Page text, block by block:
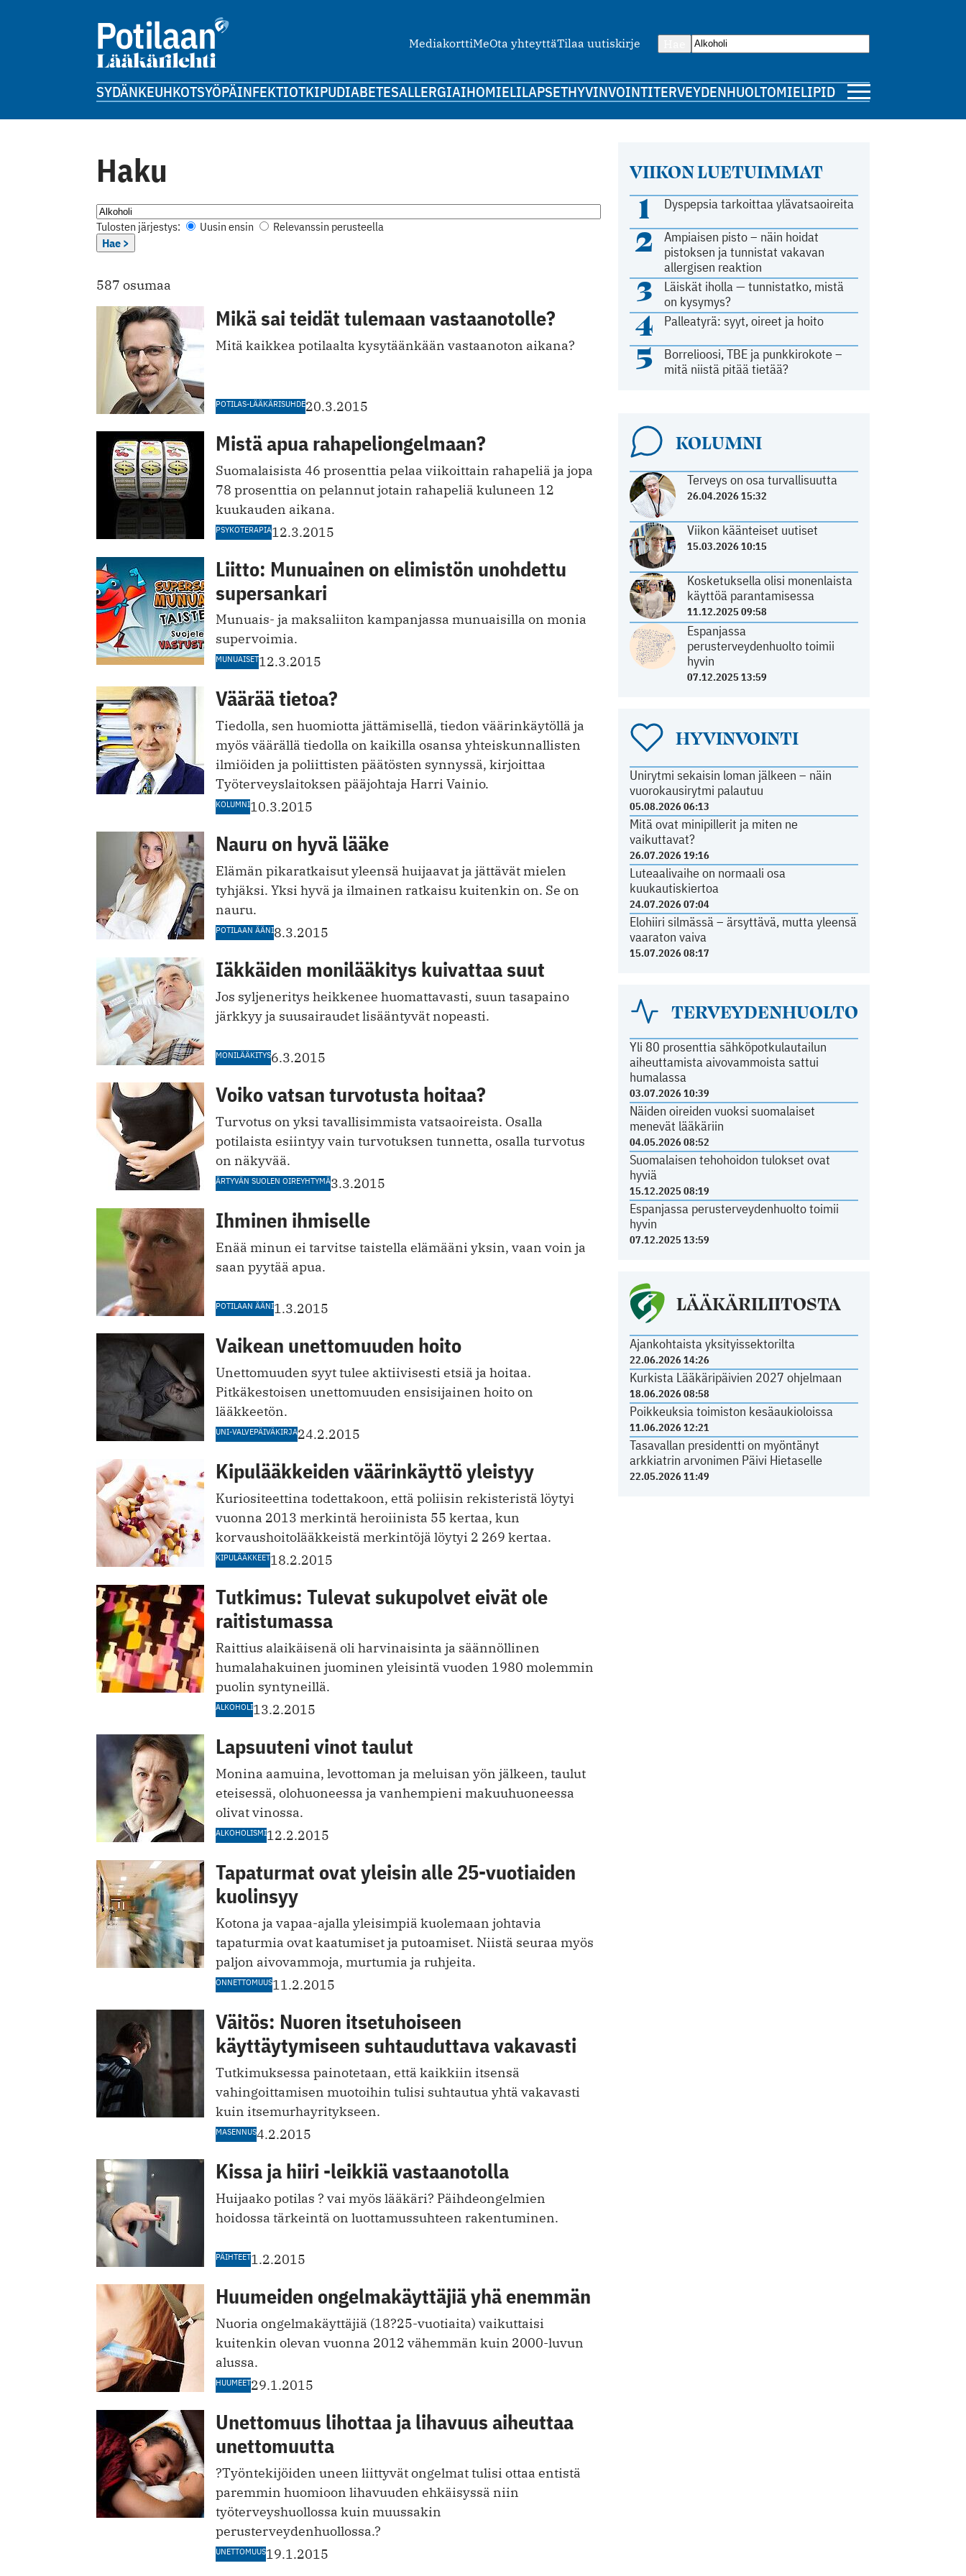
MediakorttiMeOta yhteyttäTilaa uutiskirje
SYDÄNKEUHKOTSYÖPÄINFEKTIOTKIPUDIABETESALLERGIAIHOMIELILAPSETHYVINVOINTITERVEYDENHUOLTOMIELIPIDE
Haku
Tulosten järjestys: Uusin ensin
Relevanssin perusteella
Hae >
587 osumaa
Mikä sai teidät tulemaan vastaanotolle?
Mitä kaikkea potilaalta kysytäänkään vastaanoton aikana?
POTILAS-LÄÄKÄRISUHDE20.3.2015
Mistä apua rahapeliongelmaan?
Suomalaisista 46 prosenttia pelaa viikoittain rahapeliä ja jopa
78 prosenttia on pelannut jotain rahapeliä kuluneen 12
kuukauden aikana.
PSYKOTERAPIA12.3.2015
Liitto: Munuainen on elimistön unohdettu
supersankari
Munuais- ja maksaliiton kampanjassa munuaisilla on monia
supervoimia.
MUNUAISET12.3.2015
Väärää tietoa?
Tiedolla, sen huomiotta jättämisellä, tiedon väärinkäytöllä ja
myös väärällä tiedolla on kaikilla osansa yhteiskunnallisten
ilmiöiden ja poliittisten päätösten synnyssä, kirjoittaa
Työterveyslaitoksen pääjohtaja Harri Vainio.
KOLUMNI10.3.2015
Nauru on hyvä lääke
Elämän pikaratkaisut yleensä huijaavat ja jättävät mielen
tyhjäksi. Yksi hyvä ja ilmainen ratkaisu kuitenkin on. Se on
nauru.
POTILAAN ÄÄNI8.3.2015
Iäkkäiden monilääkitys kuivattaa suut
Jos syljeneritys heikkenee huomattavasti, suun tasapaino
järkkyy ja suusairaudet lisääntyvät nopeasti.
MONILÄÄKITYS6.3.2015
Voiko vatsan turvotusta hoitaa?
Turvotus on yksi tavallisimmista vatsaoireista. Osalla
potilaista esiintyy vain turvotuksen tunnetta, osalla turvotus
on näkyvää.
ÄRTYVÄN SUOLEN OIREYHTYMÄ3.3.2015
Ihminen ihmiselle
Enää minun ei tarvitse taistella elämääni yksin, vaan voin ja
saan pyytää apua.
POTILAAN ÄÄNI1.3.2015
Vaikean unettomuuden hoito
Unettomuuden syyt tulee aktiivisesti etsiä ja hoitaa.
Pitkäkestoisen unettomuuden ensisijainen hoito on
lääkkeetön.
UNI-VALVEPÄIVÄKIRJA24.2.2015
Kipulääkkeiden väärinkäyttö yleistyy
Kuriositeettina todettakoon, että poliisin rekisteristä löytyi
vuonna 2013 merkintä heroiinista 55 kertaa, kun
korvaushoitolääkkeistä merkintöjä löytyi 2 269 kertaa.
KIPULÄÄKKEET18.2.2015
Tutkimus: Tulevat sukupolvet eivät ole
raitistumassa
Raittius alaikäisenä oli harvinaisinta ja säännöllinen
humalahakuinen juominen yleisintä vuoden 1980 molemmin
puolin syntyneillä.
ALKOHOLI13.2.2015
Lapsuuteni vinot taulut
Monina aamuina, levottoman ja meluisan yön jälkeen, taulut
eteisessä, olohuoneessa ja vanhempieni makuuhuoneessa
olivat vinossa.
ALKOHOLISMI12.2.2015
Tapaturmat ovat yleisin alle 25-vuotiaiden
kuolinsyy
Kotona ja vapaa-ajalla yleisimpiä kuolemaan johtavia
tapaturmia ovat kaatumiset ja putoamiset. Niistä seuraa myös
paljon aivovammoja, murtumia ja ruhjeita.
ONNETTOMUUS11.2.2015
Väitös: Nuoren itsetuhoiseen
käyttäytymiseen suhtauduttava vakavasti
Tutkimuksessa painotetaan, että kaikkiin itsensä
vahingoittamisen muotoihin tulisi suhtautua yhtä vakavasti
kuin itsemurhayritykseen.
MASENNUS4.2.2015
Kissa ja hiiri -leikkiä vastaanotolla
Huijaako potilas ? vai myös lääkäri? Päihdeongelmien
hoidossa tärkeintä on luottamussuhteen rakentuminen.
PÄIHTEET1.2.2015
Huumeiden ongelmakäyttäjiä yhä enemmän
Nuoria ongelmakäyttäjiä (18?25-vuotiaita) vaikuttaisi
kuitenkin olevan vuonna 2012 vähemmän kuin 2000-luvun
alussa.
HUUMEET29.1.2015
Unettomuus lihottaa ja lihavuus aiheuttaa
unettomuutta
?Työntekijöiden uneen liittyvät ongelmat tulisi ottaa entistä
paremmin huomioon lihavuuden ehkäisyssä niin
työterveyshuollossa kuin muussakin
perusterveydenhuollossa.?
UNETTOMUUS19.1.2015
VIIKON LUETUIMMAT
1 Dyspepsia tarkoittaa ylävatsaoireita
2
Ampiaisen pisto – näin hoidat
pistoksen ja tunnistat vakavan
allergisen reaktion
3
Läiskät iholla — tunnistatko, mistä
on kysymys?
4 Palleatyrä: syyt, oireet ja hoito
5
Borrelioosi, TBE ja punkkirokote –
mitä niistä pitää tietää?
KOLUMNI
Terveys on osa turvallisuutta
26.04.2026 15:32
Viikon käänteiset uutiset
15.03.2026 10:15
Kosketuksella olisi monenlaista
käyttöä parantamisessa
11.12.2025 09:58
Espanjassa
perusterveydenhuolto toimii
hyvin
07.12.2025 13:59
HYVINVOINTI
Unirytmi sekaisin loman jälkeen – näin
vuorokausirytmi palautuu
05.08.2026 06:13
Mitä ovat minipillerit ja miten ne
vaikuttavat?
26.07.2026 19:16
Luteaalivaihe on normaali osa
kuukautiskiertoa
24.07.2026 07:04
Elohiiri silmässä – ärsyttävä, mutta yleensä
vaaraton vaiva
15.07.2026 08:17
TERVEYDENHUOLTO
Yli 80 prosenttia sähköpotkulautailun
aiheuttamista aivovammoista sattui
humalassa
03.07.2026 10:39
Näiden oireiden vuoksi suomalaiset
menevät lääkäriin
04.05.2026 08:52
Suomalaisen tehohoidon tulokset ovat
hyviä
15.12.2025 08:19
Espanjassa perusterveydenhuolto toimii
hyvin
07.12.2025 13:59
LÄÄKÄRILIITOSTA
Ajankohtaista yksityissektorilta
22.06.2026 14:26
Kurkista Lääkäripäivien 2027 ohjelmaan
18.06.2026 08:58
Poikkeuksia toimiston kesäaukioloissa
11.06.2026 12:21
Tasavallan presidentti on myöntänyt
arkkiatrin arvonimen Päivi Hietaselle
22.05.2026 11:49